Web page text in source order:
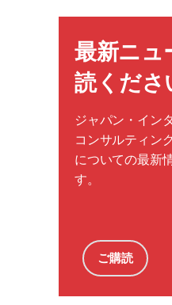
最新ニュ
読くださ
ジャパン・イン
コンサルティン
についての最新
す。
ご購読